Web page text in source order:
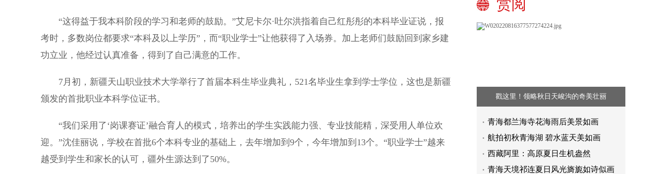
“这得益于我本科阶段的学习和老师的鼓励。”艾尼卡尔·吐尔洪指着自己红彤彤的本科毕业证说，报
考时，多数岗位都要求“本科及以上学历”，而“职业学士”让他获得了入场券。加上老师们鼓励回到家乡建
功立业，他经过认真准备，得到了自己满意的工作。
7月初，新疆天山职业技术大学举行了首届本科生毕业典礼，521名毕业生拿到学士学位，这也是新疆
颁发的首批职业本科学位证书。
“我们采用了‘岗课赛证’融合育人的模式，培养出的学生实践能力强、专业技能精，深受用人单位欢
迎。”沈佳丽说，学校在首批6个本科专业的基础上，去年增加到9个，今年增加到13个。“职业学士”越来
越受到学生和家长的认可，疆外生源达到了50%。
赏阅
戳这里！领略秋日天峻沟的奇美壮丽
青海都兰海寺花海雨后美景如画
航拍初秋青海湖 碧水蓝天美如画
西藏阿里：高原夏日生机盎然
青海天境祁连夏日风光旖旎如诗似画